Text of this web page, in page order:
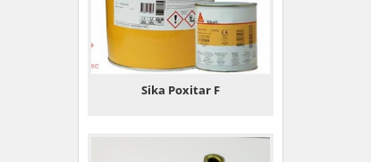
Sika Poxitar F